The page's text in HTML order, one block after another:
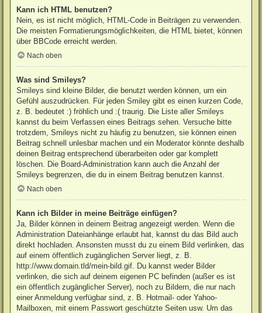
Kann ich HTML benutzen?
Nein, es ist nicht möglich, HTML-Code in Beiträgen zu verwenden.
Die meisten Formatierungsmöglichkeiten, die HTML bietet, können
über BBCode erreicht werden.
Nach oben
Was sind Smileys?
Smileys sind kleine Bilder, die benutzt werden können, um ein
Gefühl auszudrücken. Für jeden Smiley gibt es einen kurzen Code,
z. B. bedeutet :) fröhlich und :( traurig. Die Liste aller Smileys
kannst du beim Verfassen eines Beitrags sehen. Versuche bitte
trotzdem, Smileys nicht zu häufig zu benutzen, sie können einen
Beitrag schnell unlesbar machen und ein Moderator könnte deshalb
deinen Beitrag entsprechend überarbeiten oder gar komplett
löschen. Die Board-Administration kann auch die Anzahl der
Smileys begrenzen, die du in einem Beitrag benutzen kannst.
Nach oben
Kann ich Bilder in meine Beiträge einfügen?
Ja, Bilder können in deinem Beitrag angezeigt werden. Wenn die
Administration Dateianhänge erlaubt hat, kannst du das Bild auch
direkt hochladen. Ansonsten musst du zu einem Bild verlinken, das
auf einem öffentlich zugänglichen Server liegt, z. B.
http://www.domain.tld/mein-bild.gif. Du kannst weder Bilder
verlinken, die sich auf deinem eigenen PC befinden (außer es ist
ein öffentlich zugänglicher Server), noch zu Bildern, die nur nach
einer Anmeldung verfügbar sind, z. B. Hotmail- oder Yahoo-
Mailboxen, mit einem Passwort geschützte Seiten usw. Um das